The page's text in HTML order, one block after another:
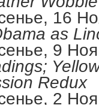
16
as
9
Redux
2